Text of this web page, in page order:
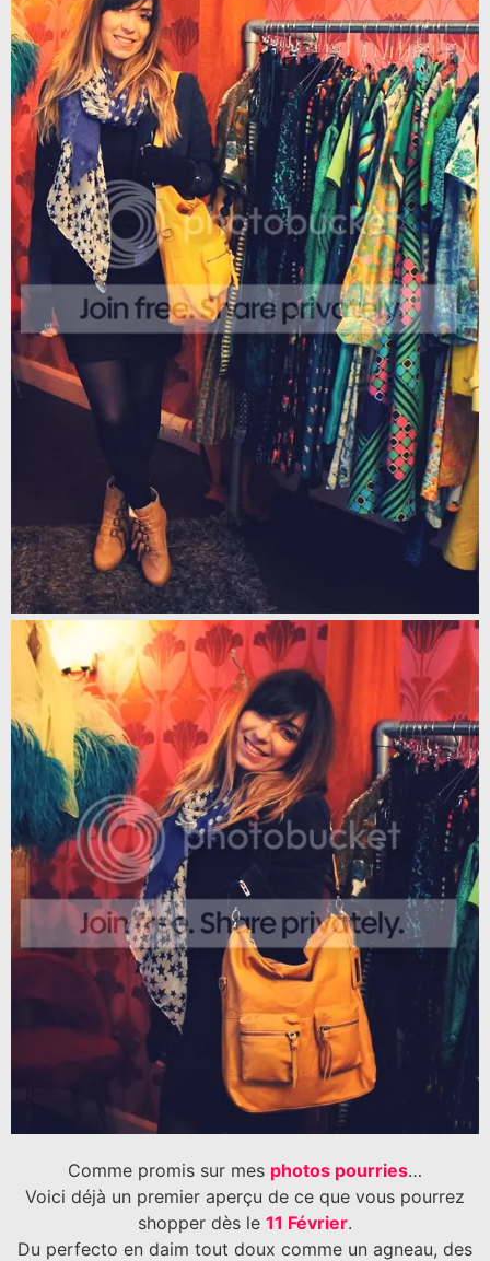
Comme promis sur mes photos pourries…
Voici déjà un premier aperçu de ce que vous pourrez
shopper dès le 11 Février.
Du perfecto en daim tout doux comme un agneau, des